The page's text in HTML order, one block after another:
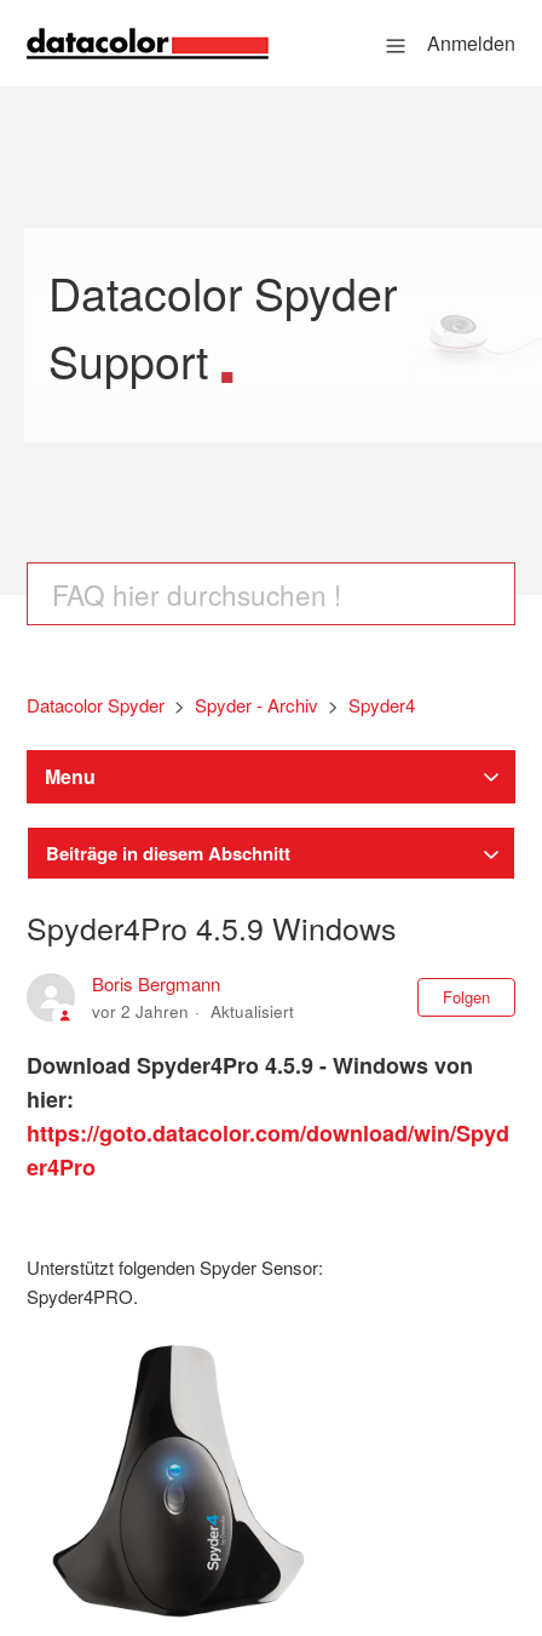
Anmelden
Datacolor Spyder
Support
Suche
Datacolor Spyder Spyder - Archiv Spyder4
Menu
Beiträge in diesem Abschnitt
Spyder4Pro 4.5.9 Windows
Boris Bergmann
vor 2 Jahren Aktualisiert
Folgen
Download Spyder4Pro 4.5.9 - Windows von
hier:
https://goto.datacolor.com/download/win/Spyd
er4Pro
Unterstützt folgenden Spyder Sensor:
Spyder4PRO.